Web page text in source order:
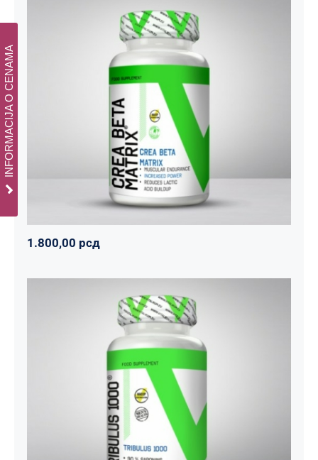
CREA BETA MATRIX
Napumpanko Svi proizvodi
1.800,00 рсд
1.800,00 рсд
Tribulus 1000
Svi proizvodi Vitalikum
1.890,00 рсд
INFORMACIJA O CENAMA